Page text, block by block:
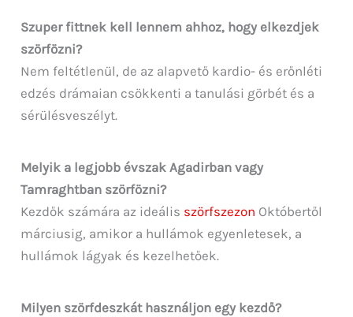
Szuper fittnek kell lennem ahhoz, hogy elkezdjek
szörfözni?
Nem feltétlenül, de az alapvető kardio- és erőnléti
edzés drámaian csökkenti a tanulási görbét és a
sérülésveszélyt.
Melyik a legjobb évszak Agadirban vagy
Tamraghtban szörfözni?
Kezdők számára az ideális szörfszezon Októbertől
márciusig, amikor a hullámok egyenletesek, a
hullámok lágyak és kezelhetőek.
Milyen szörfdeszkát használjon egy kezdő?